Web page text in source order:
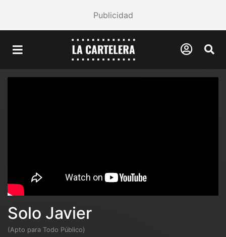
Publicidad
Solo Javier
(Apto para Todo Público)